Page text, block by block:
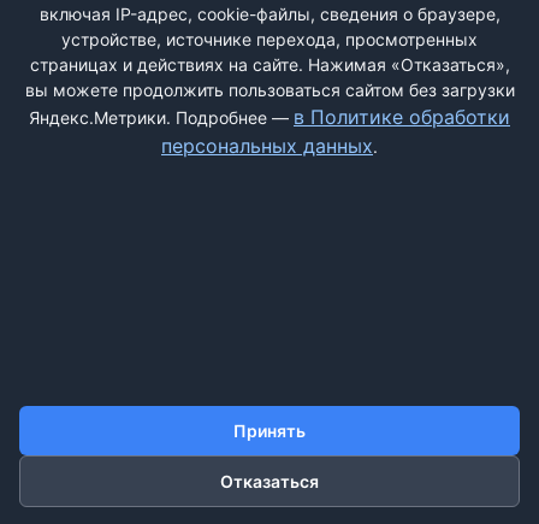
ДОБАВИТЬ ЖАЛОБУ
КОНТАКТЫ
включая IP-адрес, cookie-файлы, сведения о браузере,
устройстве, источнике перехода, просмотренных
страницах и действиях на сайте. Нажимая «Отказаться»,
вы можете продолжить пользоваться сайтом без загрузки
Яндекс.Метрики. Подробнее — в Политике обработки
персональных данных.
Принять
Отказаться